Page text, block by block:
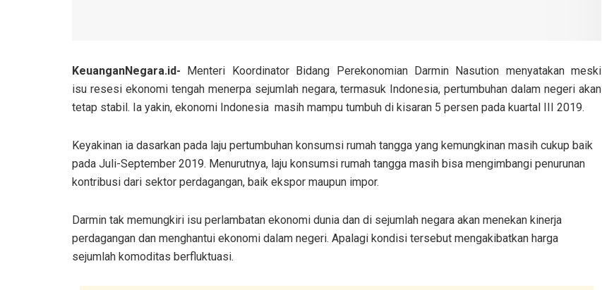
KeuanganNegara.id- Menteri Koordinator Bidang Perekonomian Darmin Nasution menyatakan meski
isu resesi ekonomi tengah menerpa sejumlah negara, termasuk Indonesia, pertumbuhan dalam negeri akan
tetap stabil. Ia yakin, ekonomi Indonesia masih mampu tumbuh di kisaran 5 persen pada kuartal III 2019.
Keyakinan ia dasarkan pada laju pertumbuhan konsumsi rumah tangga yang kemungkinan masih cukup baik
pada Juli-September 2019. Menurutnya, laju konsumsi rumah tangga masih bisa mengimbangi penurunan
kontribusi dari sektor perdagangan, baik ekspor maupun impor.
Darmin tak memungkiri isu perlambatan ekonomi dunia dan di sejumlah negara akan menekan kinerja
perdagangan dan menghantui ekonomi dalam negeri. Apalagi kondisi tersebut mengakibatkan harga
sejumlah komoditas berfluktuasi.